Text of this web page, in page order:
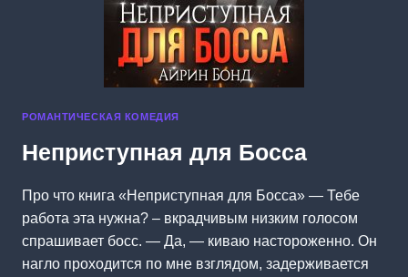
РОМАНТИЧЕСКАЯ КОМЕДИЯ
Неприступная для Босса
Про что книга «Неприступная для Босса» — Тебе
работа эта нужна? – вкрадчивым низким голосом
спрашивает босс. — Да, — киваю настороженно. Он
нагло проходится по мне взглядом, задерживается